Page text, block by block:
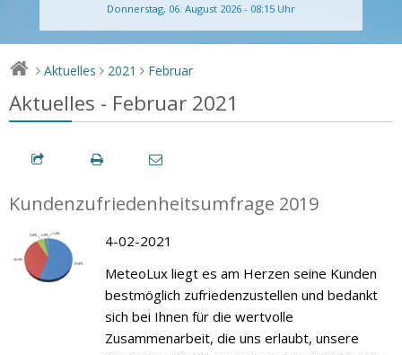
Donnerstag, 06. August 2026 - 08:15 Uhr
> Aktuelles > 2021 > Februar
Aktuelles - Februar 2021
Kundenzufriedenheitsumfrage 2019
4-02-2021
MeteoLux liegt es am Herzen seine Kunden
bestmöglich zufriedenzustellen und bedankt
sich bei Ihnen für die wertvolle
Zusammenarbeit, die uns erlaubt, unsere